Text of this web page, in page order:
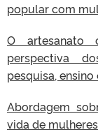
popular com
O artesanato
perspectiva
pesquisa,
Abordagem
vida de